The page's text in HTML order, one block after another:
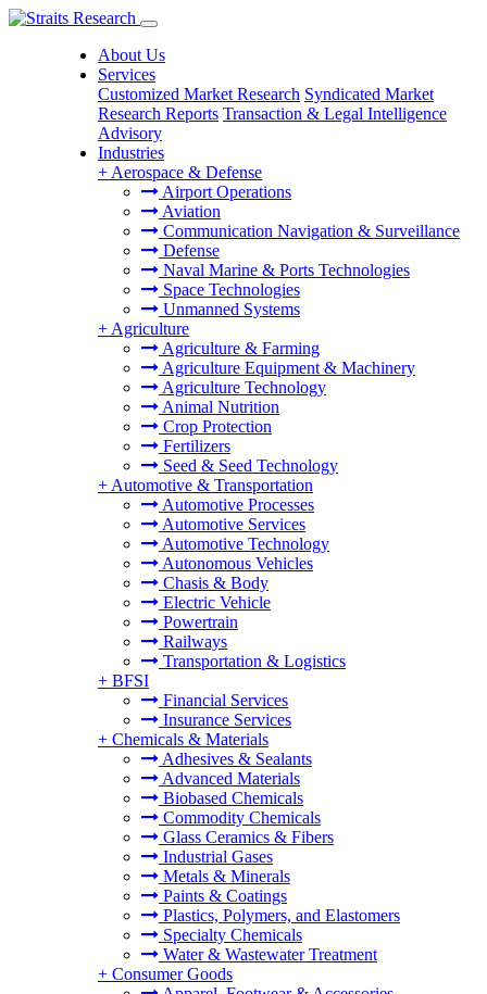
About Us
Services
Customized Market Research Syndicated Market
Research Reports Transaction & Legal Intelligence
Advisory
Industries
+ Aerospace & Defense
Airport Operations
Aviation
Communication Navigation & Surveillance
Defense
Naval Marine & Ports Technologies
Space Technologies
Unmanned Systems
+ Agriculture
Agriculture & Farming
Agriculture Equipment & Machinery
Agriculture Technology
Animal Nutrition
Crop Protection
Fertilizers
Seed & Seed Technology
+ Automotive & Transportation
Automotive Processes
Automotive Services
Automotive Technology
Autonomous Vehicles
Chasis & Body
Electric Vehicle
Powertrain
Railways
Transportation & Logistics
+ BFSI
Financial Services
Insurance Services
+ Chemicals & Materials
Adhesives & Sealants
Advanced Materials
Biobased Chemicals
Commodity Chemicals
Glass Ceramics & Fibers
Industrial Gases
Metals & Minerals
Paints & Coatings
Plastics, Polymers, and Elastomers
Specialty Chemicals
Water & Wastewater Treatment
+ Consumer Goods